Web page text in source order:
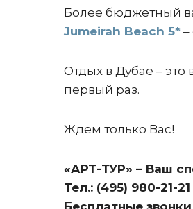
Более бюджетный
Jumeirah Beach 5* –
Отдых в Дубае – это
первый раз.
Ждем только Вас!
«АРТ-ТУР» – Ваш
Тел.: (495) 980-21-21
Бесплатные